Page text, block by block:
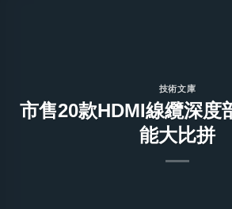
技術文庫
市售20款HDMI線纜深度
能大比拼